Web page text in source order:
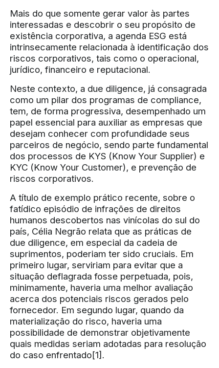
Mais do que somente gerar valor às partes
interessadas e descobrir o seu propósito de
existência corporativa, a agenda ESG está
intrinsecamente relacionada à identificação dos
riscos corporativos, tais como o operacional,
jurídico, financeiro e reputacional.
Neste contexto, a due diligence, já consagrada
como um pilar dos programas de compliance,
tem, de forma progressiva, desempenhado um
papel essencial para auxiliar as empresas que
desejam conhecer com profundidade seus
parceiros de negócio, sendo parte fundamental
dos processos de KYS (Know Your Supplier) e
KYC (Know Your Customer), e prevenção de
riscos corporativos.
A título de exemplo prático recente, sobre o
fatídico episódio de infrações de direitos
humanos descobertos nas vinícolas do sul do
país, Célia Negrão relata que as práticas de
due diligence, em especial da cadeia de
suprimentos, poderiam ter sido cruciais. Em
primeiro lugar, serviriam para evitar que a
situação deflagrada fosse perpetuada, pois,
minimamente, haveria uma melhor avaliação
acerca dos potenciais riscos gerados pelo
fornecedor. Em segundo lugar, quando da
materialização do risco, haveria uma
possibilidade de demonstrar objetivamente
quais medidas seriam adotadas para resolução
do caso enfrentado[1] .